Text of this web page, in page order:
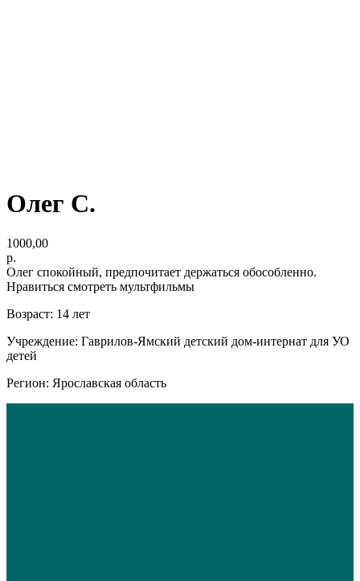
Олег С.
1000,00
р.
Олег спокойный, предпочитает держаться обособленно.
Нравиться смотреть мультфильмы
Возраст: 14 лет
Учреждение: Гаврилов-Ямский детский дом-интернат для УО
детей
Регион: Ярославская область